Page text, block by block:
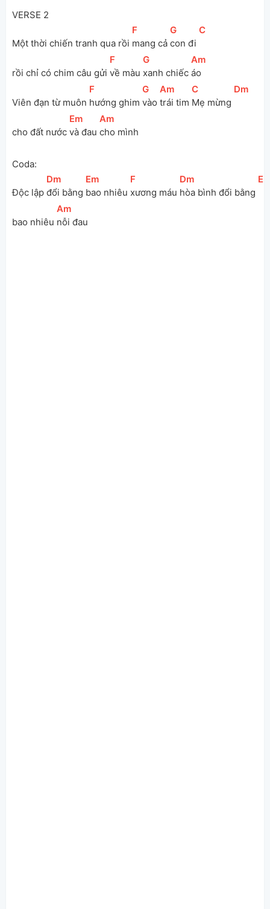
VERSE 2
Một thời chiến tranh qua rồi
[F
mang cả
[
G
con đi
[
C
rồi chỉ có chim câu gửi
[F
về màu
[
G
xanh chiếc
[
Am
áo
Viên đạn từ muôn
[F
hướng ghim
[
G
vào
[
Am
trái tim
[
C
Mẹ mừng
[Dm
cho đất nước
[Em
và đau
[
Am
cho mình
Coda:
Độc lập
[Dm
đổi bằng
[Em
bao nhiêu
[F
xương máu
[Dm
hòa bình đổi bằng
[
bao nhiêu
[
Am
nỗi đau